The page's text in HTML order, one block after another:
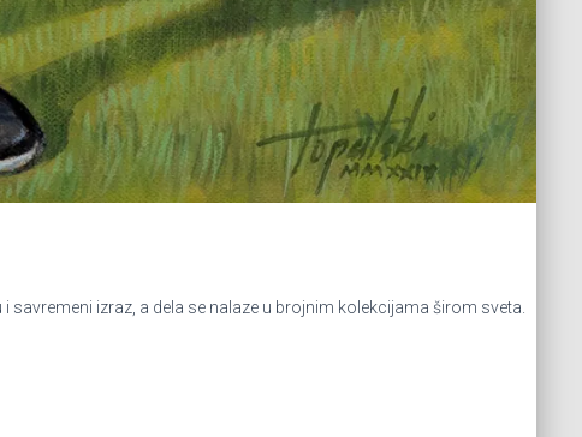
izraz, a dela se nalaze u brojnim kolekcijama širom sveta.